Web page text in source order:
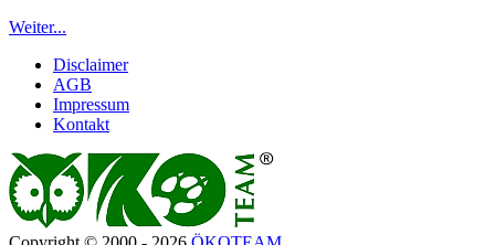
Weiter...
Disclaimer
AGB
Impressum
Kontakt